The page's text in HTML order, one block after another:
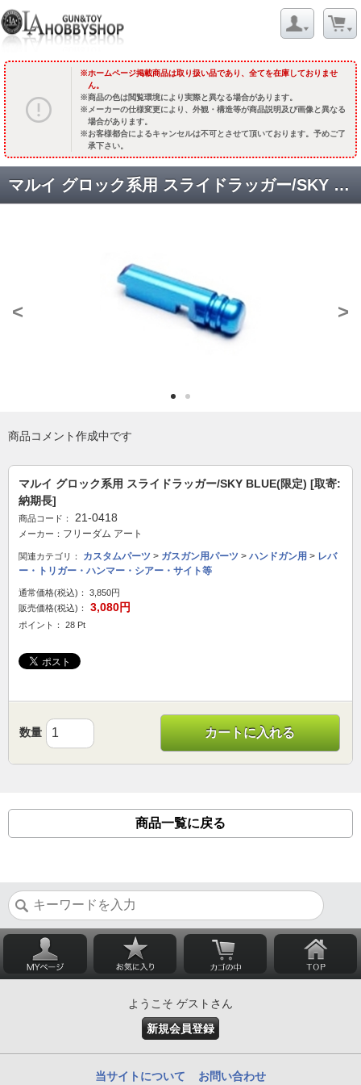
ホームページ掲載商品は取り扱い品であり、全てを在庫しておりませ
ん。
商品の色は閲覧環境により実際と異なる場合があります。
メーカーの仕様変更により、外観・構造等が商品説明及び画像と異なる
場合があります。
お客様都合によるキャンセルは不可とさせて頂いております。予めご了
承下さい。
マルイ グロック系用 スライドラッガー/SKY BLUE(限定) [取寄:納期長]
< >
商品コメント作成中です
マルイ グロック系用 スライドラッガー/SKY BLUE(限定) [取寄:
納期長]
商品コード： 21-0418
メーカー： フリーダム アート
関連カテゴリ： カスタムパーツ > ガスガン用パーツ > ハンドガン用 > レバ
ー・トリガー・ハンマー・シアー・サイト等
通常価格(税込)：
3,850円
販売価格(税込)：
3,080円
ポイント： 28 Pt
数量 カートに入れる
商品一覧に戻る
ようこそ ゲストさん
新規会員登録
当サイトについて お問い合わせ